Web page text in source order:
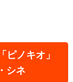
ピノキオ」
シネ